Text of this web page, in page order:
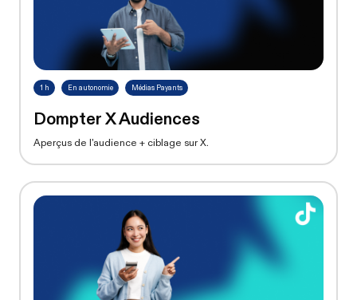
1 h En autonomie Médias Payants
Dompter X Audiences
Aperçus de l'audience + ciblage sur X.